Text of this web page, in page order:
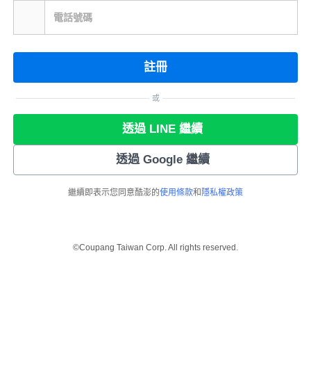
電話號碼
註冊
或
透過 LINE 繼續
透過 Google 繼續
繼續即表示您同意酷澎的使用條款和 隱私權政策
©Coupang Taiwan Corp. All rights reserved.